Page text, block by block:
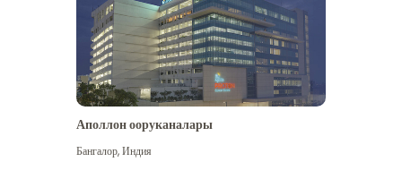
Аполлон ооруканалары
Бангалор,Индия